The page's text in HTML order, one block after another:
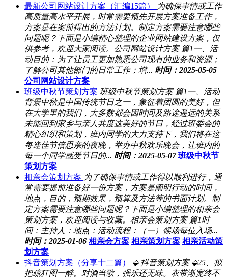
最新公司网站设计方案（汇编15篇）
为确保事情或工作
高质量高水平开展，时常需要预先开展方案准备工作，
方案是在案前得出的方法计划。制定方案需要注意哪些
问题呢？下面是小编精心整理的企业网站建设方案，仅
供参考，欢迎大家阅读。公司网站设计方案 篇1一、活
动目的：为了让员工更加熟悉公司现有的业务和资源；
了解公司其他部门的日常工作；增... 时间：2025-05-05
公司网站设计方案
班级中秋节策划方案 班级中秋节策划方案 篇1一、活动
背景中秋是中国传统节日之一，象征着团圆的美好，但
在大学里的我们，大多数都会因时间及路途遥远的关系
未能回到家乡与亲人共度这美好的节日，经过班委会的
精心组织和策划，班内同学的大力支持下，我们将在这
每逢佳节倍思亲的夜晚，举办中秋欢乐晚会，让班内的
每一个同学感受节日的... 时间：2025-05-07 班级中秋节
策划方案
相亲会策划方案 为了确保事情或工作得以顺利进行，通
常需要提前准备好一份方案，方案是阐明行动的时间，
地点，目的，预期效果，预算及方法等的书面计划。制
定方案需要注意哪些问题呢？下面是小编整理的相亲会
策划方案，欢迎阅读与收藏。相亲会策划方案 篇1时
间：主持人：地点：活动流程：（一）候场每位入场...
时间：2025-01-06 相亲会方案 相亲策划方案 相亲活动策
划方案
抖音策划方案（分享十二篇）
⬙ 抖音策划方案 ⬙25、拟
把疏狂图一醉。对酒当歌，强乐还无味。衣带渐宽终不